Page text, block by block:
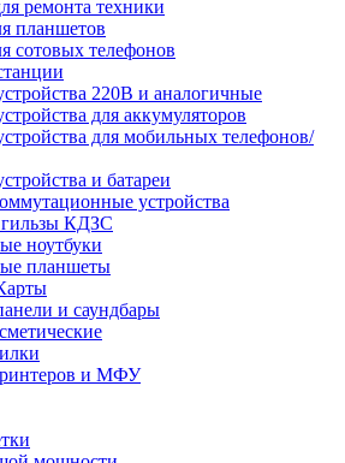
ремонта техники
планшетов
сотовых телефонов
220В и аналогичные
для аккумуляторов
для мобильных телефонов/
и батареи
устройства
КДЗС
ноутбуки
планшеты
и саундбары
и МФУ